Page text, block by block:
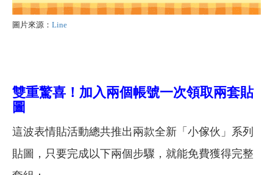
圖片來源： Line
雙重驚喜！加入兩個帳號一次領取兩套貼
圖
這波表情貼活動總共推出兩款全新「小傢伙」系列
貼圖，只要完成以下兩個步驟，就能免費獲得完整